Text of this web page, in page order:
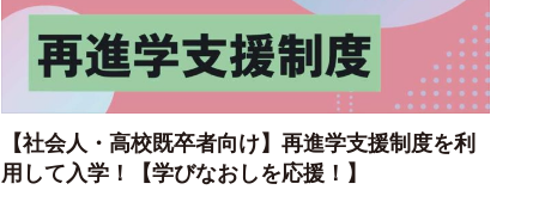
【社会人・高校既卒者向け】再進学支援制度を利
用して入学！【学びなおしを応援！】